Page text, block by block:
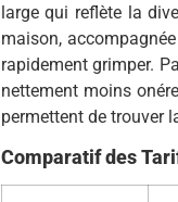
large qui reflète la
maison,
rapidement grimper.
nettement moins
permettent de trouver
Comparatif des